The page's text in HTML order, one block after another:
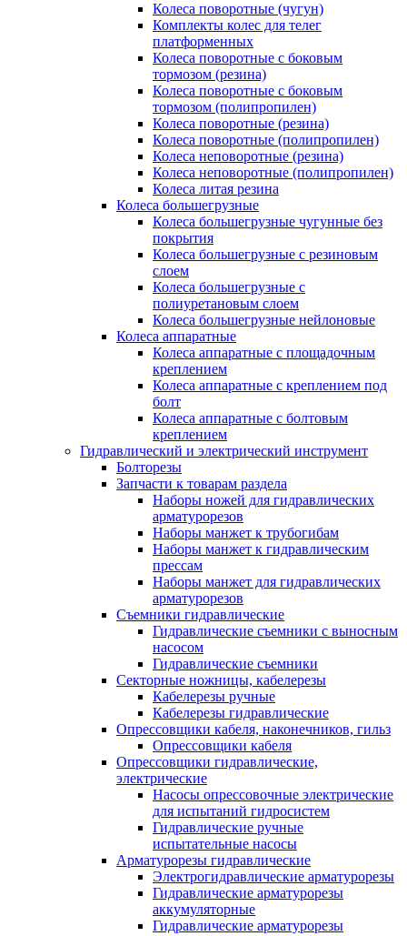
Колеса поворотные (чугун)
Комплекты колес для телег
платформенных
Колеса поворотные c боковым
тормозом (резина)
Колеса поворотные c боковым
тормозом (полипропилен)
Колеса поворотные (резина)
Колеса поворотные (полипропилен)
Колеса неповоротные (резина)
Колеса неповоротные (полипропилен)
Колеса литая резина
Колеса большегрузные
Колеса большегрузные чугунные без
покрытия
Колеса большегрузные с резиновым
слоем
Колеса большегрузные с
полиуретановым слоем
Колеса большегрузные нейлоновые
Колеса аппаратные
Колеса аппаратные с площадочным
креплением
Колеса аппаратные с креплением под
болт
Колеса аппаратные с болтовым
креплением
Гидравлический и электрический инструмент
Болторезы
Запчасти к товарам раздела
Наборы ножей для гидравлических
арматурорезов
Наборы манжет к трубогибам
Наборы манжет к гидравлическим
прессам
Наборы манжет для гидравлических
арматурорезов
Съемники гидравлические
Гидравлические cъемники с выносным
насосом
Гидравлические съемники
Секторные ножницы, кабелерезы
Кабелерезы ручные
Кабелерезы гидравлические
Опрессовщики кабеля, наконечников, гильз
Опрессовщики кабеля
Опрессовщики гидравлические,
электрические
Насосы опрессовочные электрические
для испытаний гидросистем
Гидравлические ручные
испытательные насосы
Арматурорезы гидравлические
Электрогидравлические арматурорезы
Гидравлические арматурорезы
аккумуляторные
Гидравлические арматурорезы